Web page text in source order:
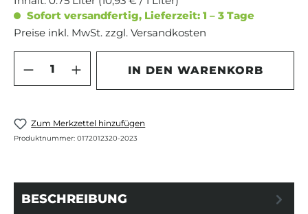
Sofort versandfertig, Lieferzeit: 1 – 3 Tage
Preise inkl. MwSt. zzgl. Versandkosten
Produkt Anzahl: Gib den
IN DEN WARENKORB
Zum Merkzettel hinzufügen
Produktnummer: 0172012320-2023
BESCHREIBUNG